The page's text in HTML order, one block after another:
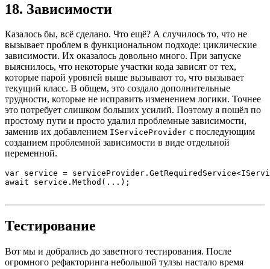
18. Зависимости
Казалось бы, всё сделано. Что ещё? А случилось то, что не
вызывает проблем в функциональном подходе: циклические
зависимости. Их оказалось довольно много. При запуске
выяснилось, что некоторые участки кода зависят от тех,
которые парой уровней выше вызывают то, что вызывает
текущий класс. В общем, это создало дополнительные
трудности, которые не исправить изменением логики. Точнее
это потребует слишком больших усилий. Поэтому я пошёл по
простому пути и просто удалил проблемные зависимости,
заменив их добавлением IServiceProvider с последующим
созданием проблемной зависимости в виде отдельной
переменной.
var service =
await service.Method(...);
Тестирование
Вот мы и добрались до заветного тестирования. После
огромного рефакторинга небольшой тулзы настало время